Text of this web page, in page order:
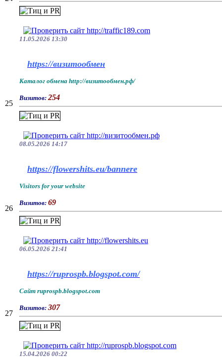
11.05.2026 13:30
25
https://визитообмен
Каталог обмена http://визитообмен.рф/
Визитов: 254
08.05.2026 14:17
26
https://flowershits.eu/bannere
Visitors for your website
Визитов: 69
06.05.2026 21:41
27
https://ruprospb.blogspot.com/
Сайт ruprospb.blogspot.com
Визитов: 307
15.04.2026 00:22